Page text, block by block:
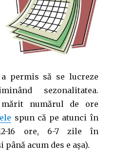
permis să se lucreze
sezonalitatea.
numărul de ore
spun că pe atunci în
16 ore, 6-7 zile în
acum des e așa).